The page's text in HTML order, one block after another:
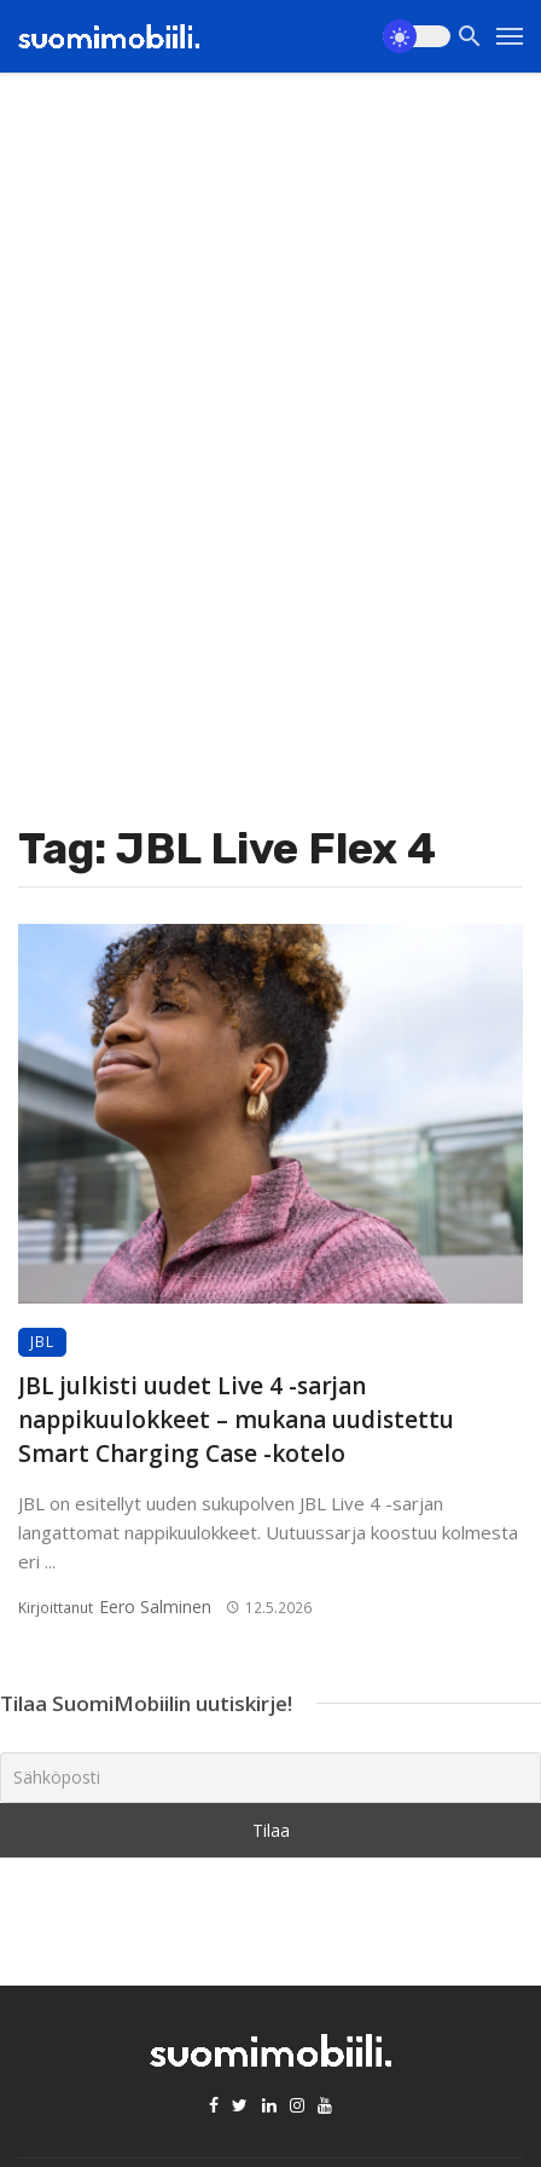
Tag: JBL Live Flex 4
JBL
JBL julkisti uudet Live 4 -sarjan
nappikuulokkeet – mukana uudistettu
Smart Charging Case -kotelo
JBL on esitellyt uuden sukupolven JBL Live 4 -sarjan
langattomat nappikuulokkeet. Uutuussarja koostuu kolmesta
eri ...
Kirjoittanut Eero Salminen 12.5.2026
Tilaa SuomiMobiilin uutiskirje!